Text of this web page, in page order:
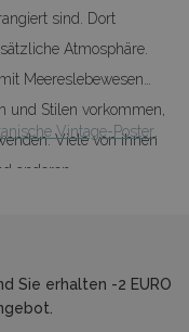
sind. Dort
Atmosphäre.
Meereslebewesen
und Stilen vorkommen,
Viele von ihnen
anderen
berührt
universelle Motive,
Orte dekoriert werden
Vintage-Poster
Sie erhalten -2 EURO